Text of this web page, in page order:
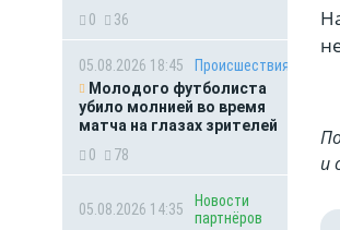
0
36
05.08.2026 18:45
Происшествия
Молодого футболиста
убило молнией во время
матча на глазах зрителей
0
78
05.08.2026 14:35
Новости
партнёров
и